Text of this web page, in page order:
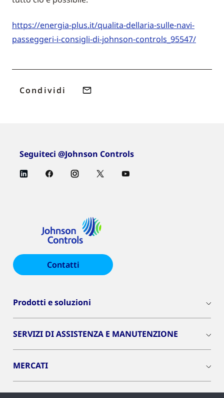
https://energia-plus.it/qualita-dellaria-sulle-navi-
passeggeri-i-consigli-di-johnson-controls_95547/
Condividi
Seguiteci @Johnson Controls
Contatti
Prodotti e soluzioni
SERVIZI DI ASSISTENZA E MANUTENZIONE
MERCATI